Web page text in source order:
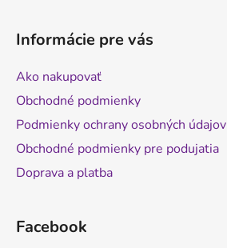
Informácie pre vás
Ako nakupovať
Obchodné podmienky
Podmienky ochrany osobných údajov
Obchodné podmienky pre podujatia
Doprava a platba
Facebook